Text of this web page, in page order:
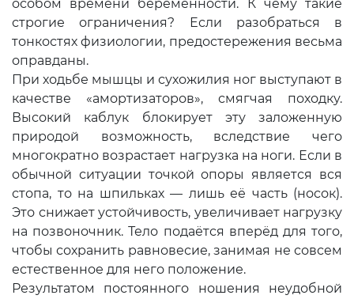
особом времени беременности. К чему такие
строгие ограничения? Если разобраться в
тонкостях физиологии, предостережения весьма
оправданы.
При ходьбе мышцы и сухожилия ног выступают в
качестве «амортизаторов», смягчая походку.
Высокий каблук блокирует эту заложенную
природой возможность, вследствие чего
многократно возрастает нагрузка на ноги. Если в
обычной ситуации точкой опоры является вся
стопа, то на шпильках — лишь её часть (носок).
Это снижает устойчивость, увеличивает нагрузку
на позвоночник. Тело подаётся вперёд для того,
чтобы сохранить равновесие, занимая не совсем
естественное для него положение.
Результатом постоянного ношения неудобной